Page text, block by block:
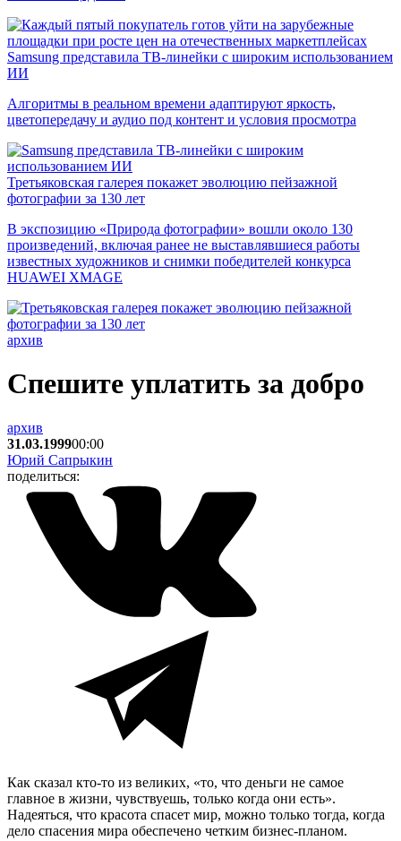
Samsung представила ТВ-линейки с широким использованием
ИИ
Алгоритмы в реальном времени адаптируют яркость,
цветопередачу и аудио под контент и условия просмотра
Третьяковская галерея покажет эволюцию пейзажной
фотографии за 130 лет
В экспозицию «Природа фотографии» вошли около 130
произведений, включая ранее не выставлявшиеся работы
известных художников и снимки победителей конкурса
HUAWEI XMAGE
архив
Спешите уплатить за добро
архив
31.03.199900:00
Юрий Сапрыкин
поделиться:
Как сказал кто-то из великих, «то, что деньги не самое
главное в жизни, чувствуешь, только когда они есть».
Надеяться, что красота спасет мир, можно только тогда, когда
дело спасения мира обеспечено четким бизнес-планом.